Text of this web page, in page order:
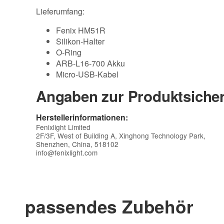
Lieferumfang:
Fenix HM51R
Silikon-Halter
O-Ring
ARB-L16-700 Akku
Micro-USB-Kabel
Angaben zur
Herstellerinformationen:
Fenixlight Limited
2F/3F, West of Building A, Xinghong Technology Park,
Shenzhen, China, 518102
info@fenixlight.com
passendes Zubehör